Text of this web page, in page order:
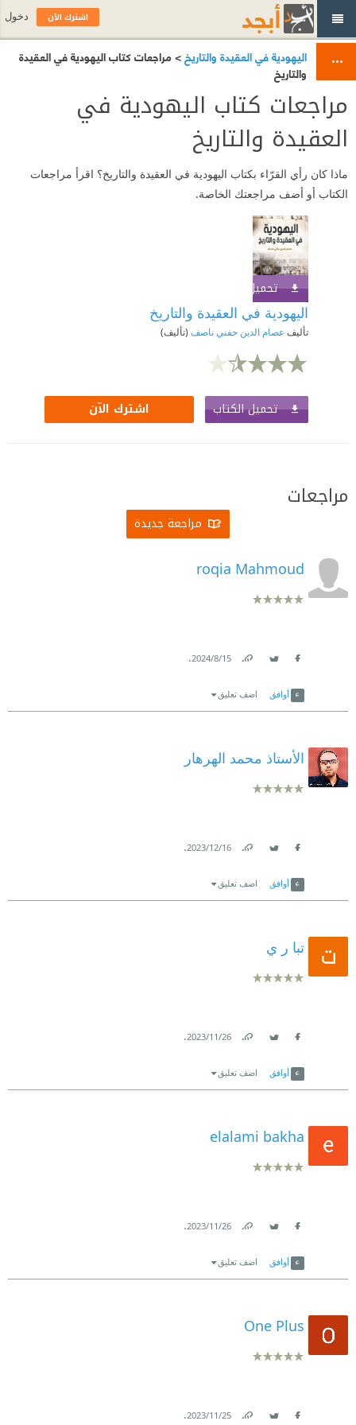
اليهودية في العقيدة والتاريخ> مراجعات كتاب اليهودية في العقيدة
والتاريخ
مراجعات كتاب اليهودية في
العقيدة والتاريخ
ماذا كان رأي القرّاء بكتاب اليهودية في العقيدة والتاريخ؟ اقرأ مراجعات
الكتاب أو أضف مراجعتك الخاصة.
تحميل الكتاب
اليهودية في العقيدة والتاريخ
تأليف عصام الدين حفني ناصف (تأليف)
تحميل الكتاب اشترك الآن
مراجعات
مراجعة جديدة
roqia Mahmoud
15‏/8‏/2024
.
أوافق اضف تعليق
الأستاذ محمد الهرهار
16‏/12‏/2023
.
أوافق اضف تعليق
تبا ر ي
26‏/11‏/2023
.
أوافق اضف تعليق
elalami bakha
26‏/11‏/2023
.
أوافق اضف تعليق
One Plus
25‏/11‏/2023
.
اشترك الآن دخول